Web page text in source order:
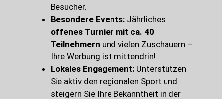
Besucher.
Besondere Events: Jährliches
offenes Turnier mit ca. 40
Teilnehmern und vielen Zuschauern –
Ihre Werbung ist mittendrin!
Lokales Engagement: Unterstützen
Sie aktiv den regionalen Sport und
steigern Sie Ihre Bekanntheit in der